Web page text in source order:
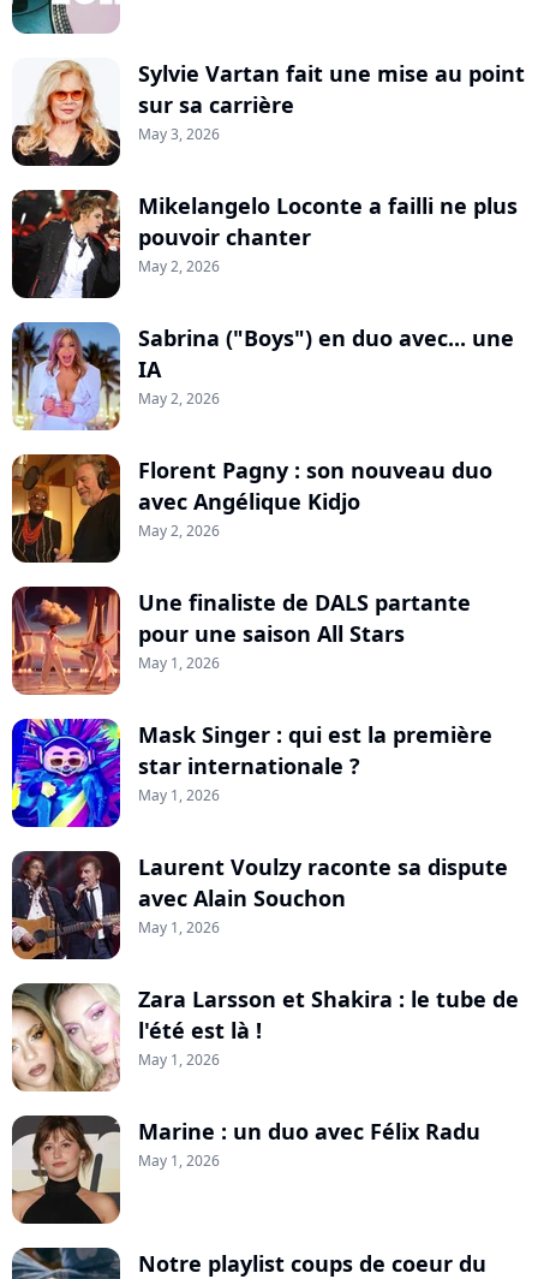
Sylvie Vartan fait une mise au point
sur sa carrière
May 3, 2026
Mikelangelo Loconte a failli ne plus
pouvoir chanter
May 2, 2026
Sabrina ("Boys") en duo avec... une
IA
May 2, 2026
Florent Pagny : son nouveau duo
avec Angélique Kidjo
May 2, 2026
Une finaliste de DALS partante
pour une saison All Stars
May 1, 2026
Mask Singer : qui est la première
star internationale ?
May 1, 2026
Laurent Voulzy raconte sa dispute
avec Alain Souchon
May 1, 2026
Zara Larsson et Shakira : le tube de
l'été est là !
May 1, 2026
Marine : un duo avec Félix Radu
May 1, 2026
Notre playlist coups de coeur du